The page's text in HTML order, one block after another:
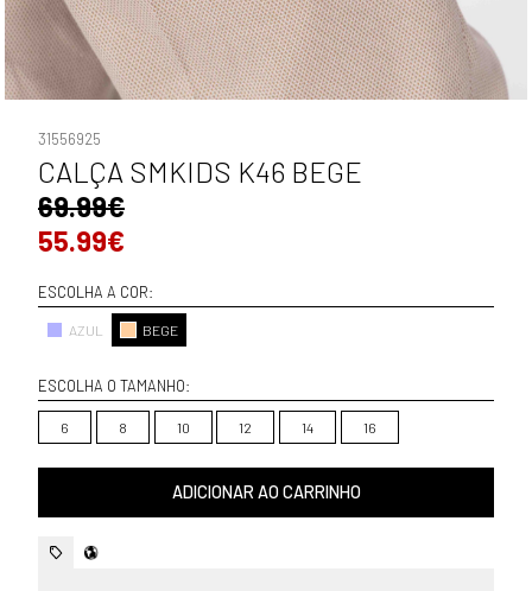
31556925
CALÇA SMKIDS K46 BEGE
69.99€
55.99€
ESCOLHA A COR:
AZUL BEGE
ESCOLHA O TAMANHO:
6 8 10 12 14 16
ADICIONAR AO CARRINHO